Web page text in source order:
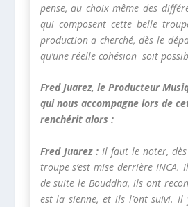
pense, au choix même des
qui composent cette belle
production a cherché, dès le
qu’une réelle cohésion soit
Fred Juarez, le Producteur
qui nous accompagne lors de
renchérit alors :
Fred Juarez : Il faut le noter,
troupe s’est mise derrière
de suite le Bouddha, ils ont
est la sienne, et ils l’ont suivi. Il